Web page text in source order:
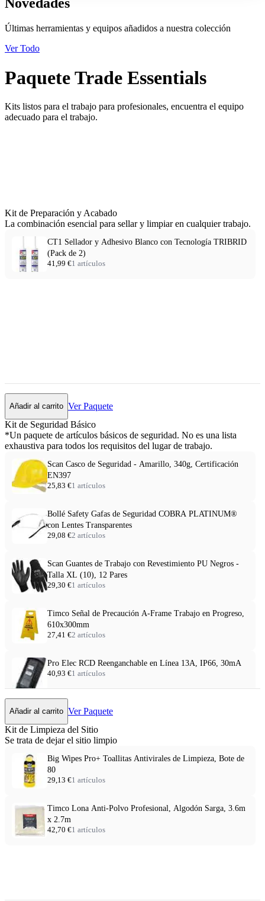
Últimas herramientas y equipos añadidos a nuestra colección
Ver Todo
Paquete Trade Essentials
Kits listos para el trabajo para profesionales, encuentra el equipo
adecuado para el trabajo.
Kit de Preparación y Acabado
La combinación esencial para sellar y limpiar en cualquier trabajo.
CT1 Sellador y Adhesivo Blanco con Tecnología TRIBRID
(Pack de 2)
41,99 €1 artículos
Añadir al carrito Ver Paquete
Kit de Seguridad Básico
*Un paquete de artículos básicos de seguridad. No es una lista
exhaustiva para todos los requisitos del lugar de trabajo.
Scan Casco de Seguridad - Amarillo, 340g, Certificación
EN397
25,83 €1 artículos
Bollé Safety Gafas de Seguridad COBRA PLATINUM®
con Lentes Transparentes
29,08 €2 artículos
Scan Guantes de Trabajo con Revestimiento PU Negros -
Talla XL (10), 12 Pares
29,30 €1 artículos
Timco Señal de Precaución A-Frame Trabajo en Progreso,
610x300mm
27,41 €2 artículos
Pro Elec RCD Reenganchable en Línea 13A, IP66, 30mA
40,93 €1 artículos
Añadir al carrito Ver Paquete
Kit de Limpieza del Sitio
Se trata de dejar el sitio limpio
Big Wipes Pro+ Toallitas Antivirales de Limpieza, Bote de
80
29,13 €1 artículos
Timco Lona Anti-Polvo Profesional, Algodón Sarga, 3.6m
x 2.7m
42,70 €1 artículos